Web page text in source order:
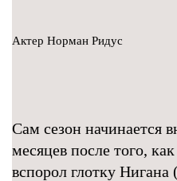
Актер Норман Ридус
Сам сезон начинается
месяцев после того,
вспорол глотку